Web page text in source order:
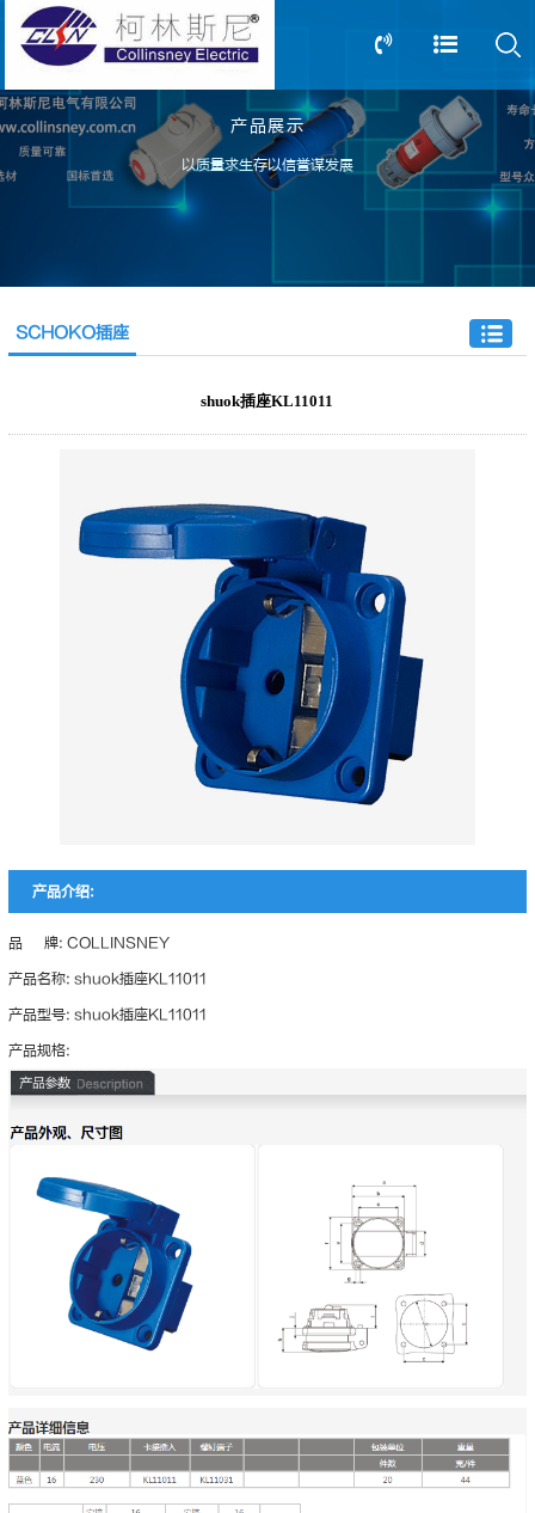
产品展示
以质量求生存以信誉谋发展
13805239166
0517-83612898
SCHOKO插座
shuok插座KL11011
产品介绍:
品 牌: COLLINSNEY
产品名称: shuok插座KL11011
产品型号: shuok插座KL11011
产品规格: